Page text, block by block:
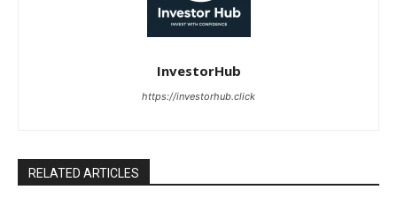
InvestorHub
https://investorhub.click
RELATED ARTICLES